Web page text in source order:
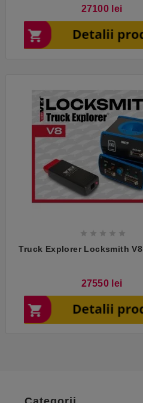
27100 lei
    
Truck Explorer Locksmith
27550 lei